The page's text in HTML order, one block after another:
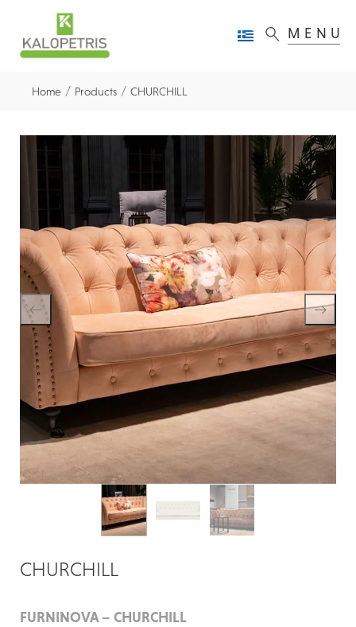
MENU
Home / Products / CHURCHILL
CHURCHILL
FURNINOVA – CHURCHILL